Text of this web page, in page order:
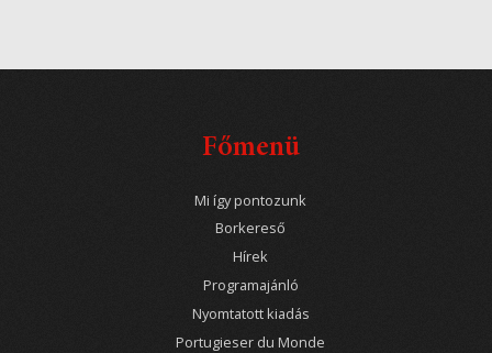
Főmenü
Mi így pontozunk
Borkereső
Hírek
Programajánló
Nyomtatott kiadás
Portugieser du Monde